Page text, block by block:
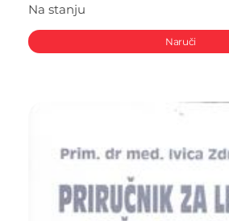
Na stanju
Naruči